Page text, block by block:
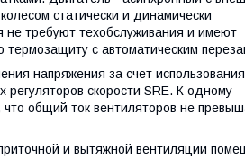
статически и динамически
не требуют техобслуживания и имеют
с автоматическим
напряжения за счет использования
скорости SRE. К одному
что общий ток вентиляторов не
и вытяжной вентиляции